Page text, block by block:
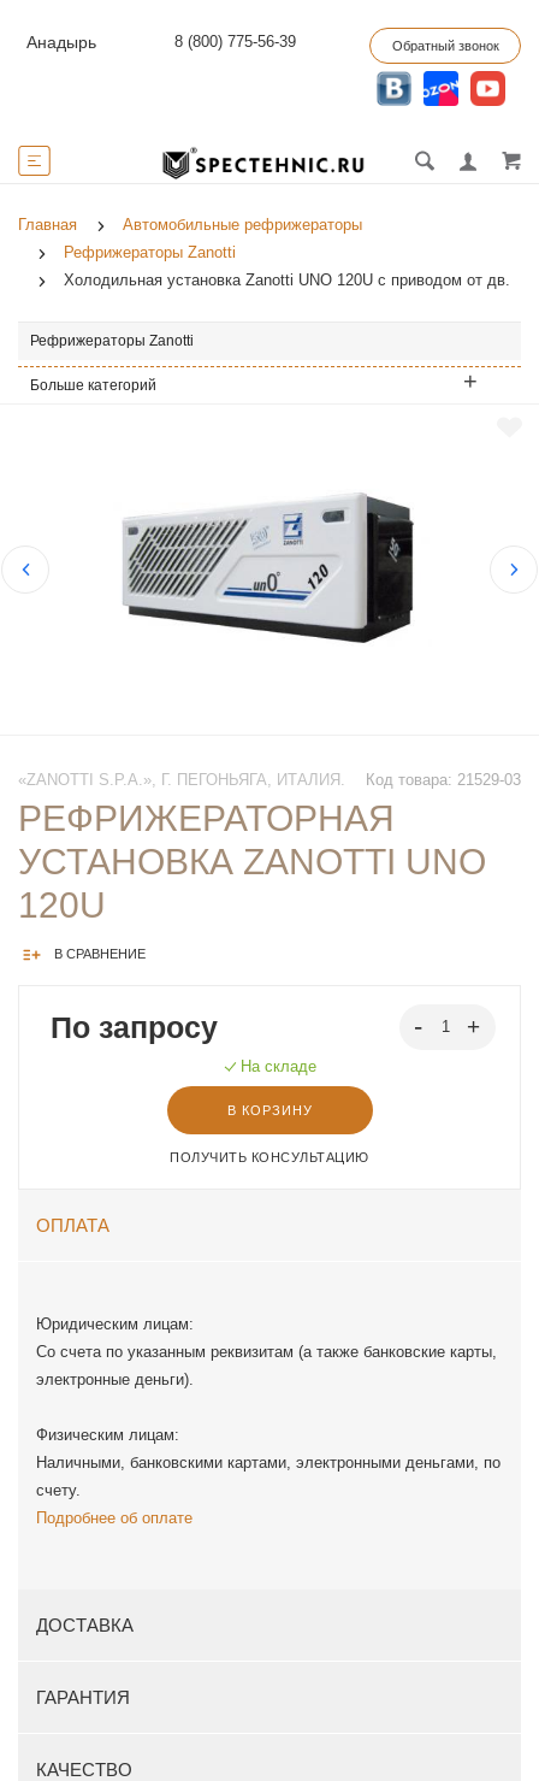
Анадырь 8 (800) 775-56-39 Обратный звонок
Главная
Автомобильные рефрижераторы
Рефрижераторы Zanotti
Холодильная установка Zanotti UNO 120U с приводом от дв.
Рефрижераторы Zanotti
Больше категорий
Код товара: 21529-03
«ZANOTTI S.P.A.», Г. ПЕГОНЬЯГА, ИТАЛИЯ.
РЕФРИЖЕРАТОРНАЯ
УСТАНОВКА ZANOTTI UNO
120U
В СРАВНЕНИЕ
По запросу
На складе
В КОРЗИНУ
ПОЛУЧИТЬ КОНСУЛЬТАЦИЮ
ОПЛАТА
Юридическим лицам:
Со счета по указанным реквизитам (а также банковские карты,
электронные деньги).
Физическим лицам:
Наличными, банковскими картами, электронными деньгами, по
счету.
Подробнее об оплате
ДОСТАВКА
ГАРАНТИЯ
КАЧЕСТВО